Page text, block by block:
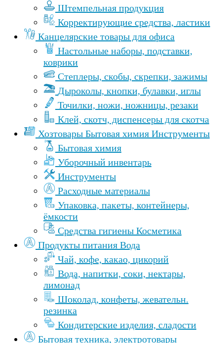
Штемпельная продукция
Корректирующие средства, ластики
Канцелярские товары для офиса
Настольные наборы, подставки,
коврики
Степлеры, скобы, скрепки, зажимы
Дыроколы, кнопки, булавки, иглы
Точилки, ножи, ножницы, резаки
Клей, скотч, диспенсеры для скотча
Хозтовары Бытовая химия Инструменты
Бытовая химия
Уборочный инвентарь
Инструменты
Расходные материалы
Упаковка, пакеты, контейнеры,
ёмкости
Средства гигиены Косметика
Продукты питания Вода
Чай, кофе, какао, цикорий
Вода, напитки, соки, нектары,
лимонад
Шоколад, конфеты, жевательн.
резинка
Кондитерские изделия, сладости
Бытовая техника, электротовары